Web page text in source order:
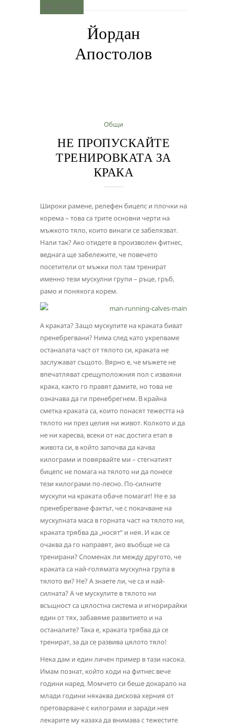
Йордан
Апостолов
Общи
НЕ ПРОПУСКАЙТЕ
ТРЕНИРОВКАТА ЗА
КРАКА
Широки рамене, релефен бицепс и плочки на
корема – това са трите основни черти на
мъжкото тяло, които винаги се забелязват.
Нали так? Ако отидете в произволен фитнес,
веднага ще забележите, че повечето
посетители от мъжки пол там тренират
именно тези мускулни групи – ръце, гръб,
рамо и понякога корем.
А краката? Защо мускулите на краката биват
пренебрегвани? Нима след като укрепваме
останалата част от тялото си, краката не
заслужават същото. Вярно е, че мъжете не
впечатляват срещуположния пол с изваяни
крака, както го правят дамите, но това не
означава да ги пренебрегнем. В крайна
сметка краката са, които понасят тежестта на
тялото ни през целия ни живот. Колкото и да
не ни харесва, всеки от нас достига етап в
живота си, в който започва да качва
килограми и повярвайте ми – стегнатият
бицепс не помага на тялото ни да понесе
тези килограми по-лесно. По-силните
мускули на краката обаче помагат! Не е за
пренебрегване фактът, че с покачване на
мускулната маса в горната част на тялото ни,
краката трябва да „носят“ и нея. И как се
очаква да го направят, ако въобще не са
тренирани? Споменах ли между другото, че
краката са най-голямата мускулна група в
тялото ви? Не? А знаете ли, че са и най-
силната? А че мускулите в тялото ни
всъщност са цялостна система и игнорирайки
един от тях, забавяме развитието и на
останалите? Така е, краката трябва да се
тренират, за да се развива цялото тяло!
Нека дам и един личен пример в тази насока.
Имам познат, който ходи на фитнес вече
години наред. Момчето си беше докарало на
млади години някаква дискова херния от
претоварване с килограми и заради нея
лекарите му казаха да внимава с тежестите